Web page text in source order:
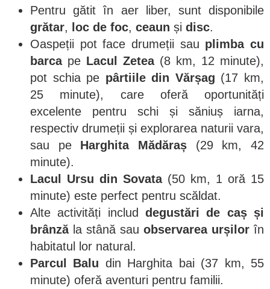
Pentru gătit în aer liber, sunt disponibile
grătar, loc de foc, ceaun și disc.
Oaspeții pot face drumeții sau plimba cu
barcape Lacul Zetea(8 km, 12 minute),
pot schia pe pârtiile din Vărșag (17 km,
25 minute), care oferă oportunități
excelente pentru schi și săniuș iarna,
respectiv drumeții și explorarea naturii vara,
sau pe Harghita Mădăraș (29 km, 42
minute).
Lacul Ursu din Sovata(50 km, 1 oră 15
minute) este perfect pentru scăldat.
Alte activități includ degustări de caș și
brânzăla stână sau observarea urșilor în
habitatul lor natural.
Parcul Balu din Harghita bai (37 km, 55
minute) oferă aventuri pentru familii.